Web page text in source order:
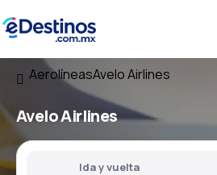
AerolíneasAvelo Airlines
Avelo Airlines
Ida y vuelta